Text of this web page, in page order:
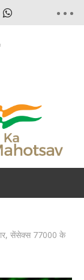
सेंसेक्स 77000 के